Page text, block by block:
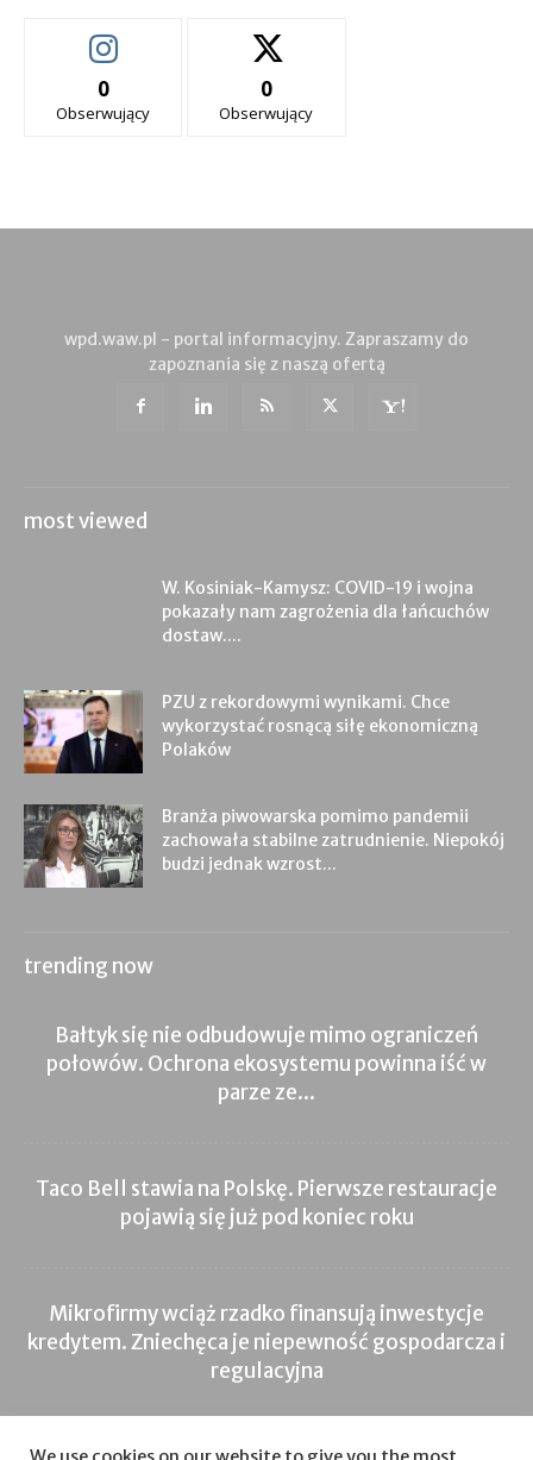
0
Obserwujący
0
Obserwujący
wpd.waw.pl - portal informacyjny. Zapraszamy do
zapoznania się z naszą ofertą
most viewed
W. Kosiniak-Kamysz: COVID-19 i wojna
pokazały nam zagrożenia dla łańcuchów
dostaw....
PZU z rekordowymi wynikami. Chce
wykorzystać rosnącą siłę ekonomiczną
Polaków
Branża piwowarska pomimo pandemii
zachowała stabilne zatrudnienie. Niepokój
budzi jednak wzrost...
trending now
Bałtyk się nie odbudowuje mimo ograniczeń
połowów. Ochrona ekosystemu powinna iść w
parze ze...
Taco Bell stawia na Polskę. Pierwsze restauracje
pojawią się już pod koniec roku
Mikrofirmy wciąż rzadko finansują inwestycje
kredytem. Zniechęca je niepewność gospodarcza i
regulacyjna